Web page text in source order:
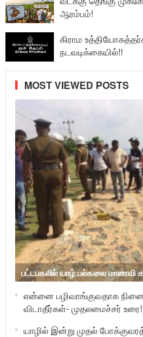
ஆரம்பம்!
கிராம
நடவடிக்கையில்!!
MOST VIEWED POSTS
பட்டபகலில் யாழ்.பல்கலை
என்னை பழிவாங்குவதாக
விடாதீர்கள்- முதலமைச்சர் உரை!
யாழில் இன்று முதல்